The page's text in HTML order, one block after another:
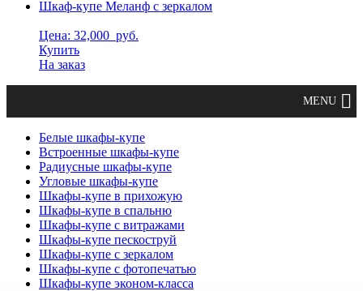
Шкаф-купе Меланф с зеркалом
Цена: 32,000 руб.
Купить
На заказ
Белые шкафы-купе
Встроенные шкафы-купе
Радиусные шкафы-купе
Угловые шкафы-купе
Шкафы-купе в прихожую
Шкафы-купе в спальню
Шкафы-купе с витражами
Шкафы-купе пескоструй
Шкафы-купе с зеркалом
Шкафы-купе с фотопечатью
Шкафы-купе эконом-класса